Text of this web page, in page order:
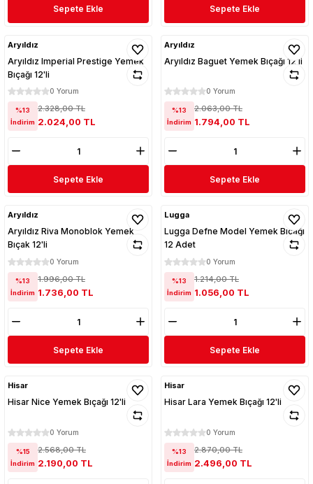
Sepete Ekle Sepete Ekle
Aryıldız
Aryıldız Imperial Prestige Yemek
Bıçağı 12'li
0 Yorum
%13
İndirim
2.328,00 TL
2.024,00 TL
Sepete Ekle
Aryıldız
Aryıldız Baguet Yemek Bıçağı 12'li
0 Yorum
%13
İndirim
2.063,00 TL
1.794,00 TL
Sepete Ekle
Aryıldız
Aryıldız Riva Monoblok Yemek
Bıçak 12'li
0 Yorum
%13
İndirim
1.996,00 TL
1.736,00 TL
Sepete Ekle
Lugga
Lugga Defne Model Yemek Bıçağı
12 Adet
0 Yorum
%13
İndirim
1.214,00 TL
1.056,00 TL
Sepete Ekle
Hisar
Hisar Nice Yemek Bıçağı 12'li
0 Yorum
%15
İndirim
2.568,00 TL
2.190,00 TL
Hisar
Hisar Lara Yemek Bıçağı 12'li
0 Yorum
%13
İndirim
2.870,00 TL
2.496,00 TL